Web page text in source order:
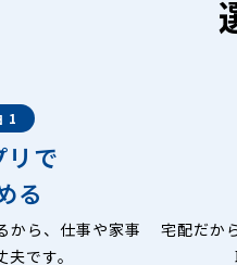
1
リで
る
から、仕事や家事
です。
宅配だか